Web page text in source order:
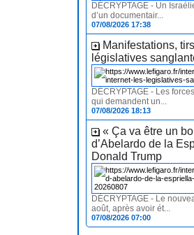
DÉCRYPTAGE - Un
d’un documentair...
07/08/2026 17:38
Manifestations,
législatives
DÉCRYPTAGE - Les
qui demandent un...
07/08/2026 18:13
« Ça va être un
d’Abelardo de la
Donald Trump
DÉCRYPTAGE - Le
août, après avoir ét...
07/08/2026 07:00